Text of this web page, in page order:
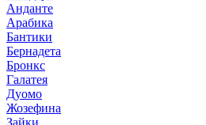
Анданте
Арабика
Бантики
Бернадета
Бронкс
Галатея
Дуомо
Жозефина
Зайки